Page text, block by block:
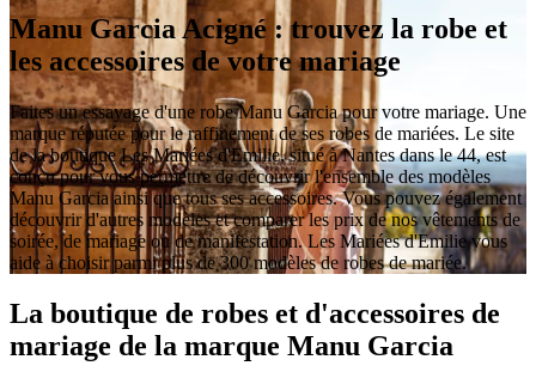
Manu Garcia Acigné : trouvez la robe et
les accessoires de votre mariage
Faites un essayage d'une robe Manu Garcia pour votre mariage. Une
marque réputée pour le raffinement de ses robes de mariées. Le site
de la boutique Les Mariées d'Emilie, situé à Nantes dans le 44, est
conçu pour vous permettre de découvrir l'ensemble des modèles
Manu Garcia ainsi que tous ses accessoires. Vous pouvez également
découvrir d'autres modèles et comparer les prix de nos vêtements de
soirée, de mariage ou de manifestation. Les Mariées d'Emilie vous
aide à choisir parmi plus de 300 modèles de robes de mariée.
La boutique de robes et d'accessoires de
mariage de la marque Manu Garcia